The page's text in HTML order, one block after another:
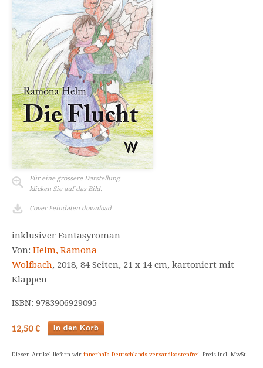
Für eine grössere Darstellung
klicken Sie auf das Bild.
Cover Feindaten download
inklusiver Fantasyroman
Von: Helm, Ramona
Wolfbach, 2018, 84 Seiten, 21 x 14 cm, kartoniert mit
Klappen
ISBN: 9783906929095
12,50 €
Diesen Artikel liefern wir innerhalb Deutschlands versandkostenfrei. Preis incl. MwSt.